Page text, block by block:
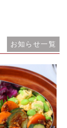
お知らせ一覧